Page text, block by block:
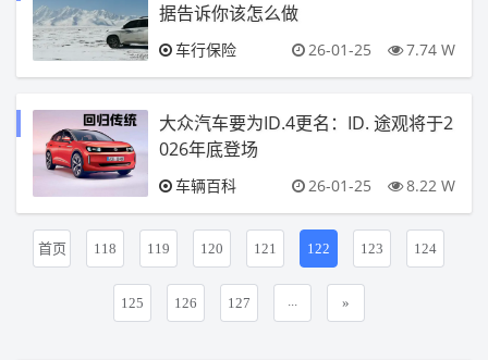
据告诉你该怎么做
车行保险 26-01-25 7.74 W
大众汽车要为ID.4更名：ID. 途观将于2
026年底登场
车辆百科 26-01-25 8.22 W
首页 118 119 120 121 122 123 124
125 126 127 ... »